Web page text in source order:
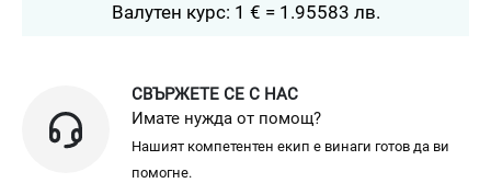
Валутен курс: 1 € = 1.95583 лв.
СВЪРЖЕТЕ СЕ С НАС
Имате нужда от помощ?
Нашият компетентен екип е винаги готов да ви
помогне.